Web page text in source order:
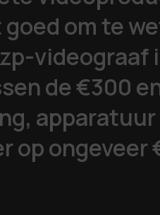
om te
videograaf
de €300
apparatuur
op ongeveer